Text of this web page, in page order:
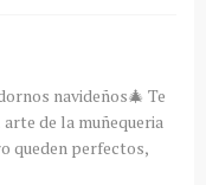
navideños🎄 Te
de la muñequeria
queden perfectos,